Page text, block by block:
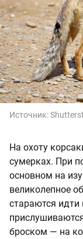
Источник:
На охоту
сумерках. При
основном на
великолепное
стараются идти
броском — на